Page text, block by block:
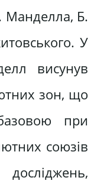
Манделла, Б.
У
висунув
зон, що
при
союзів